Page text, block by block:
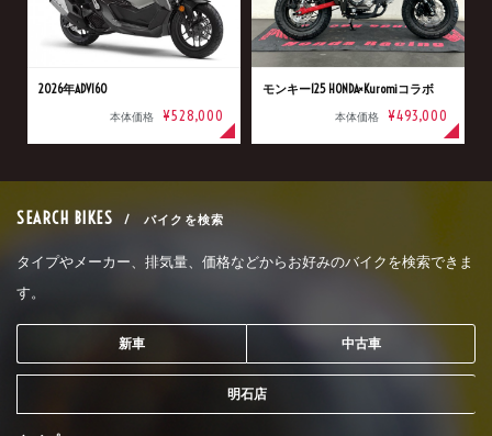
2026年ADV160
本体価格 ¥528,000
モンキー125 HONDA×Kuromiコラボ
本体価格 ¥493,000
SEARCH BIKES / バイクを検索
タイプやメーカー、排気量、価格などからお好みのバイクを検索できま
す。
新車 中古車
明石店